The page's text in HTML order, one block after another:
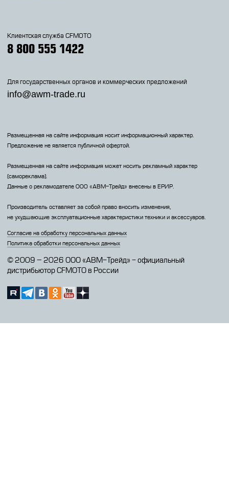
Клиентская служба CFMOTO
8 800 555 1422
Для государственных органов и коммерческих предложений
info@awm-trade.ru
Размещенная на сайте информация носит информационный характер.
Предложение не является публичной офертой.
Размещенная на сайте информация может носить рекламный характер
(самореклама).
Данные о рекламодателе 000 «АВМ-Трейд» внесены в ЕРИР.
Производитель оставляет за собой право вносить изменения,
не ухудшающие эксплуатационные характеристики техники и аксессуаров.
Согласие на обработку персональных данных
Политика обработки персональных данных
© 2009 – 2026 ООО «АВМ-Трейд» - официальный
дистрибьютор CFMOTO в России